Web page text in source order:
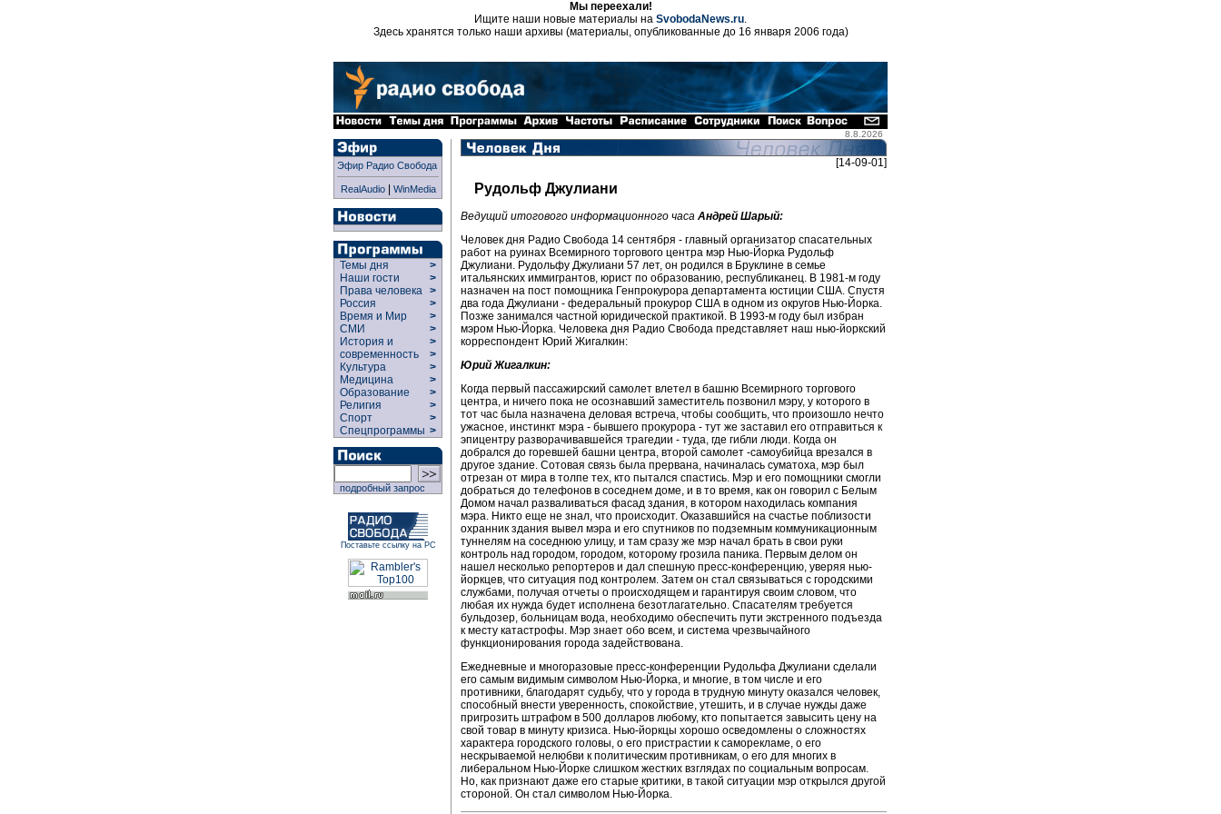
Мы переехали!
Ищите наши новые материалы на SvobodaNews.ru.
Здесь хранятся только наши архивы (материалы, опубликованные до 16 января 2006 года)
8.8.2026
Эфир Радио Свобода
RealAudio| WinMedia
Темы дня
>
Наши гости
>
Права человека >
Россия
>
Время и Мир
>
СМИ
>
История и
современность
>
>
Культура
>
Медицина
>
Образование
>
Религия
>
Спорт
>
Спецпрограммы >
подробный запрос
Поставьте ссылку на РС
[14-09-01]
Рудольф Джулиани
Ведущий итогового информационного часа Андрей Шарый:
Человек дня Радио Свобода 14 сентября - главный организатор спасательных
работ на руинах Всемирного торгового центра мэр Нью-Йорка Рудольф
Джулиани. Рудольфу Джулиани 57 лет, он родился в Бруклине в семье
итальянских иммигрантов, юрист по образованию, республиканец. В 1981-м году
назначен на пост помощника Генпрокурора департамента юстиции США. Спустя
два года Джулиани - федеральный прокурор США в одном из округов Нью-Йорка.
Позже занимался частной юридической практикой. В 1993-м году был избран
мэром Нью-Йорка. Человека дня Радио Свобода представляет наш нью-йоркский
корреспондент Юрий Жигалкин:
Юрий Жигалкин:
Когда первый пассажирский самолет влетел в башню Всемирного торгового
центра, и ничего пока не осознавший заместитель позвонил мэру, у которого в
тот час была назначена деловая встреча, чтобы сообщить, что произошло нечто
ужасное, инстинкт мэра - бывшего прокурора - тут же заставил его отправиться к
эпицентру разворачивавшейся трагедии - туда, где гибли люди. Когда он
добрался до горевшей башни центра, второй самолет -самоубийца врезался в
другое здание. Сотовая связь была прервана, начиналась суматоха, мэр был
отрезан от мира в толпе тех, кто пытался спастись. Мэр и его помощники смогли
добраться до телефонов в соседнем доме, и в то время, как он говорил с Белым
Домом начал разваливаться фасад здания, в котором находилась компания
мэра. Никто еще не знал, что происходит. Оказавшийся на счастье поблизости
охранник здания вывел мэра и его спутников по подземным коммуникационным
туннелям на соседнюю улицу, и там сразу же мэр начал брать в свои руки
контроль над городом, городом, которому грозила паника. Первым делом он
нашел несколько репортеров и дал спешную пресс-конференцию, уверяя нью-
йоркцев, что ситуация под контролем. Затем он стал связываться с городскими
службами, получая отчеты о происходящем и гарантируя своим словом, что
любая их нужда будет исполнена безотлагательно. Спасателям требуется
бульдозер, больницам вода, необходимо обеспечить пути экстренного подъезда
к месту катастрофы. Мэр знает обо всем, и система чрезвычайного
функционирования города задействована.
Ежедневные и многоразовые пресс-конференции Рудольфа Джулиани сделали
его самым видимым символом Нью-Йорка, и многие, в том числе и его
противники, благодарят судьбу, что у города в трудную минуту оказался человек,
способный внести уверенность, спокойствие, утешить, и в случае нужды даже
пригрозить штрафом в 500 долларов любому, кто попытается завысить цену на
свой товар в минуту кризиса. Нью-йоркцы хорошо осведомлены о сложностях
характера городского головы, о его пристрастии к саморекламе, о его
нескрываемой нелюбви к политическим противникам, о его для многих в
либеральном Нью-Йорке слишком жестких взглядах по социальным вопросам.
Но, как признают даже его старые критики, в такой ситуации мэр открылся другой
стороной. Он стал символом Нью-Йорка.